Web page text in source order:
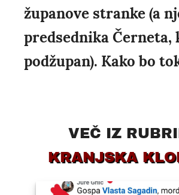
županove stranke (a
predsednika Černeta,
podžupan). Kako bo
VEČ IZ
KRANJSKA